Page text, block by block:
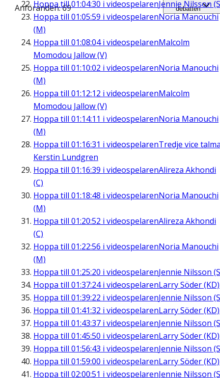
Hoppa till01:04:30 i videospelarenJennie Nilsson
Hoppa till 01:05:59 i videospelarenNoria Manouchi
(M)
Hoppa till 01:08:04i videospelarenMalcolm
Momodou Jallow (V)
Hoppa till 01:10:02 i videospelarenNoria Manouchi
(M)
Hoppa till 01:12:12 i videospelarenMalcolm
Momodou Jallow (V)
Hoppa till 01:14:11 i videospelarenNoria Manouchi
(M)
Hoppa till 01:16:31 i videospelarenTredje vice
Kerstin Lundgren
Hoppa till 01:16:39 i videospelarenAlireza Akhondi
(C)
Hoppa till 01:18:48 i videospelarenNoria Manouchi
(M)
Hoppa till 01:20:52 i videospelarenAlireza Akhondi
(C)
Hoppa till 01:22:56 i videospelarenNoria Manouchi
(M)
Hoppa till 01:25:20 i videospelarenJennie Nilsson
Hoppa till 01:37:24i videospelarenLarry Söder (KD)
Hoppa till 01:39:22 i videospelarenJennie Nilsson
Hoppa till 01:41:32 i videospelarenLarry Söder (KD)
Hoppa till 01:43:37 i videospelarenJennie Nilsson
Hoppa till 01:45:50 i videospelarenLarry Söder (KD)
Hoppa till 01:56:43 i videospelarenJennie Nilsson
Hoppa till 01:59:00 i videospelarenLarry Söder (KD)
Hoppa till 02:00:51 i videospelarenJennie Nilsson
Anföranden: 69
debatten